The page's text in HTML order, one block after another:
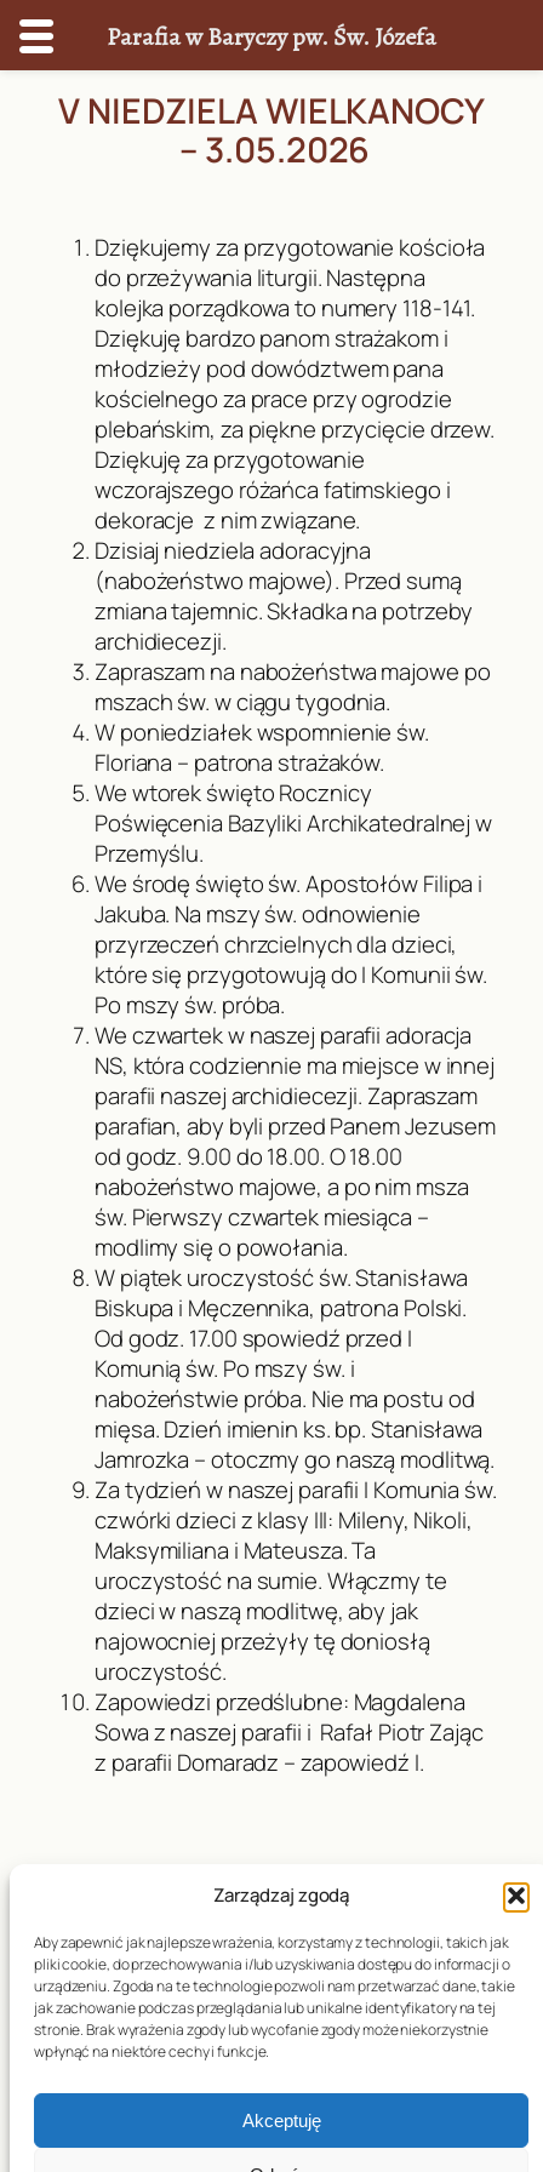
Zarządzaj zgodą
Aby zapewnić jak najlepsze wrażenia, korzystamy z technologii, takich jak
pliki cookie, do przechowywania i/lub uzyskiwania dostępu do informacji o
urządzeniu. Zgoda na te technologie pozwoli nam przetwarzać dane, takie
jak zachowanie podczas przeglądania lub unikalne identyfikatory na tej
stronie. Brak wyrażenia zgody lub wycofanie zgody może niekorzystnie
wpłynąć na niektóre cechy i funkcje.
Akceptuję
PrzejdźV NIEDZIELA WIELKANOCY
– 3.05.2026
Dziękujemy za przygotowanie kościoła
do przeżywania liturgii. Następna
kolejka porządkowa to numery 118-141.
Dziękuję bardzo panom strażakom i
młodzieży pod dowództwem pana
kościelnego za prace przy ogrodzie
plebańskim, za piękne przycięcie drzew.
Dziękuję za przygotowanie
wczorajszego różańca fatimskiego i
dekoracje z nim związane.
Dzisiaj niedziela adoracyjna
(nabożeństwo majowe). Przed sumą
zmiana tajemnic. Składka na potrzeby
archidiecezji.
Zapraszam na nabożeństwa majowe po
mszach św. w ciągu tygodnia.
W poniedziałek wspomnienie św.
Floriana – patrona strażaków.
We wtorek święto Rocznicy
Poświęcenia Bazyliki Archikatedralnej w
Przemyślu.
We środę święto św. Apostołów Filipa i
Jakuba. Na mszy św. odnowienie
przyrzeczeń chrzcielnych dla dzieci,
które się przygotowują do I Komunii św.
Po mszy św. próba.
We czwartek w naszej parafii adoracja
NS, która codziennie ma miejsce w innej
parafii naszej archidiecezji. Zapraszam
parafian, aby byli przed Panem Jezusem
od godz. 9.00 do 18.00. O 18.00
nabożeństwo majowe, a po nim msza
św. Pierwszy czwartek miesiąca –
modlimy się o powołania.
W piątek uroczystość św. Stanisława
Biskupa i Męczennika, patrona Polski.
Od godz. 17.00 spowiedź przed I
Komunią św. Po mszy św. i
nabożeństwie próba. Nie ma postu od
mięsa. Dzień imienin ks. bp. Stanisława
Jamrozka – otoczmy go naszą modlitwą.
Za tydzień w naszej parafii I Komunia św.
czwórki dzieci z klasy III: Mileny, Nikoli,
Maksymiliana i Mateusza. Ta
uroczystość na sumie. Włączmy te
dzieci w naszą modlitwę, aby jak
najowocniej przeżyły tę doniosłą
uroczystość.
Zapowiedzi przedślubne: Magdalena
Sowa z naszej parafii i Rafał Piotr Zając
z parafii Domaradz – zapowiedź I.
← IV NIEDZIELA
WIELKANOCY –
26.04.2026
VI NIEDZIELA
10.05.2026 →
Parafia w Baryczy pw. Św. Józefa